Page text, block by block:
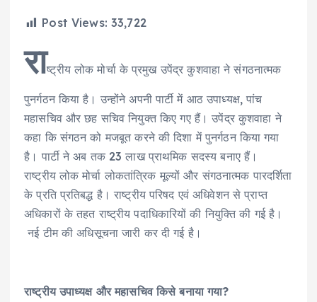
Post Views: 33,722
राष्ट्रीय लोक मोर्चा के प्रमुख उपेंद्र कुशवाहा ने संगठनात्मक
पुनर्गठन किया है। उन्होंने अपनी पार्टी में आठ उपाध्यक्ष, पांच
महासचिव और छह सचिव नियुक्त किए गए हैं। उपेंद्र कुशवाहा ने
कहा कि संगठन को मजबूत करने की दिशा में पुनर्गठन किया गया
है। पार्टी ने अब तक 23 लाख प्राथमिक सदस्य बनाए हैं।
राष्ट्रीय लोक मोर्चा लोकतांत्रिक मूल्यों और संगठनात्मक पारदर्शिता
के प्रति प्रतिबद्ध है। राष्ट्रीय परिषद एवं अधिवेशन से प्राप्त
अधिकारों के तहत राष्ट्रीय पदाधिकारियों की नियुक्ति की गई है।
नई टीम की अधिसूचना जारी कर दी गई है।
राष्ट्रीय उपाध्यक्ष और महासचिव किसे बनाया गया?